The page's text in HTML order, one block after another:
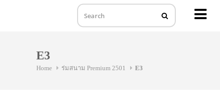
E3
Home ร่มสนาม Premium 2501 E3